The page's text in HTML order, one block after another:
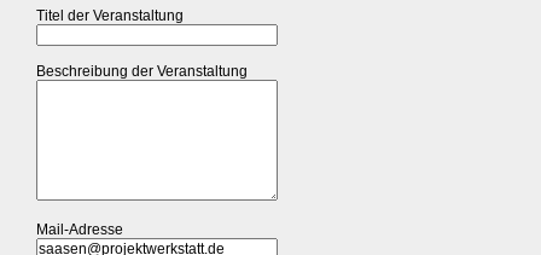
Titel der Veranstaltung
Beschreibung der Veranstaltung
Mail-Adresse